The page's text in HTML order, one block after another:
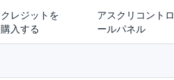
クレジットを
購入する
アスクリコントロ
ールパネル